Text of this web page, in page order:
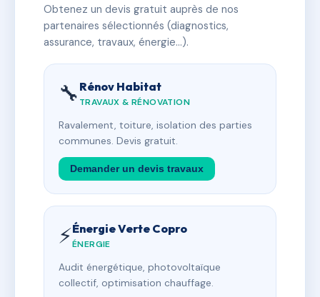
Obtenez un devis gratuit auprès de nos
partenaires sélectionnés (diagnostics,
assurance, travaux, énergie…).
🔧 Rénov Habitat
TRAVAUX & RÉNOVATION
Ravalement, toiture, isolation des parties
communes. Devis gratuit.
Demander un devis travaux
⚡Énergie Verte Copro
ÉNERGIE
Audit énergétique, photovoltaïque
collectif, optimisation chauffage.